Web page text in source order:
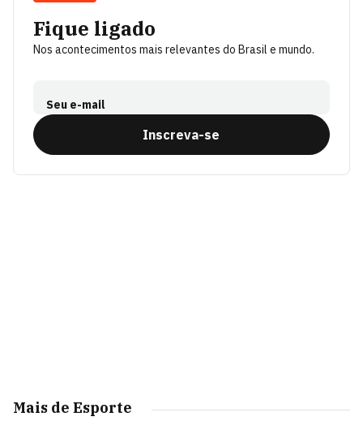
Fique ligado
Nos acontecimentos mais relevantes do Brasil e mundo.
Seu e-mail
Inscreva-se
Mais de Esporte